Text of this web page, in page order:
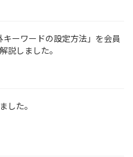
ーワードの設定方法」を会員
説しました。
した。